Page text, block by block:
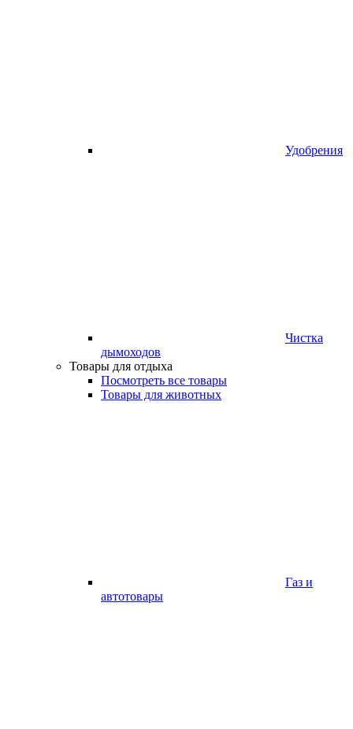
Удобрения
Чистка
дымоходов
Товары для отдыха
Посмотреть все товары
Товары для животных
Газ и
автотовары